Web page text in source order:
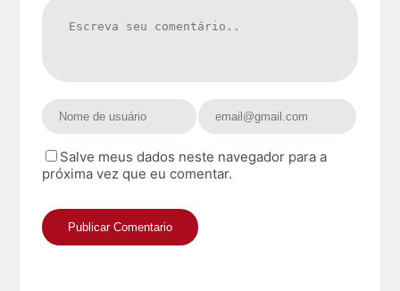
Salve meus dados neste navegador para a
próxima vez que eu comentar.